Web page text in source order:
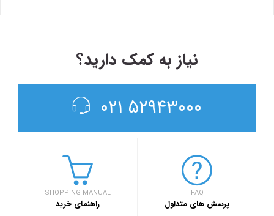
نیاز به کمک دارید؟
۵۲۹۴۳۰۰۰ ۰۲۱
SHOPPING MANUAL
راهنمای خرید
FAQ
پرسش های متداول